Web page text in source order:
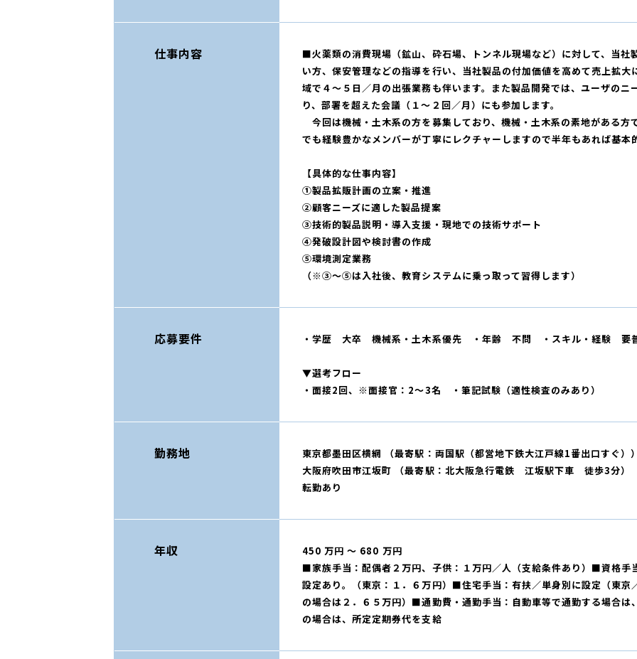
仕事内容
■火薬類の消費現場（鉱山、砕石場、トンネル現場など）に対して、当社
い方、保安管理などの指導を行い、当社製品の付加価値を高めて売上拡
域で４～５日／月の出張業務も伴います。また製品開発では、ユーザのニ
り、部署を超えた会議（１～２回／月）にも参加します。
今回は機械・土木系の方を募集しており、機械・土木系の素地がある方
でも経験豊かなメンバーが丁寧にレクチャーしますので半年もあれば基本
【具体的な仕事内容】
①製品拡販計画の立案・推進
②顧客ニーズに適した製品提案
③技術的製品説明・導入支援・現地での技術サポート
④発破設計図や検討書の作成
⑤環境測定業務
（※③～⑤は入社後、教育システムに乗っ取って習得します）
応募要件 ・学歴 大卒 機械系・土木系優先 ・年齢 不問 ・スキル・経験 要
▼選考フロー
・面接2回、※面接官：2～3名 ・筆記試験（適性検査のみあり）
勤務地
東京都墨田区横網 （最寄駅：両国駅（都営地下鉄大江戸線1番出口すぐ））
大阪府吹田市江坂町 （最寄駅：北大阪急行電鉄 江坂駅下車 徒歩3分）
転勤あり
年収
450 万円 ～ 680 万円
■家族手当：配偶者２万円、子供：１万円／人（支給条件あり）■資格
設定あり。（東京：１．６万円）■住宅手当：有扶／単身別に設定（東京
の場合は２．６５万円）■通勤費・通勤手当：自動車等で通勤する場合は
の場合は、所定定期券代を支給